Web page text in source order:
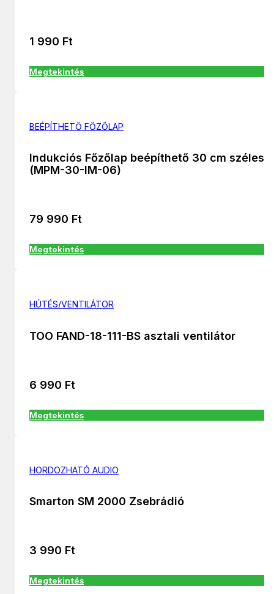
1 990 Ft
Megtekintés
BEÉPÍTHETŐ FŐZŐLAP
Indukciós Főzőlap beépíthető 30 cm széles
(MPM-30-IM-06)
79 990 Ft
Megtekintés
HÚTÉS/VENTILÁTOR
TOO FAND-18-111-BS asztali ventilátor
6 990 Ft
Megtekintés
HORDOZHATÓ AUDIO
Smarton SM 2000 Zsebrádió
3 990 Ft
Megtekintés